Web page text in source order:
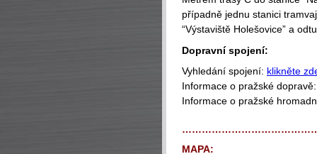
případně jednu stanici
“Výstaviště Holešovice” a
Dopravní spojení:
Vyhledání spojení: klikněte
Informace o pražské
Informace o pražské
MAPA: